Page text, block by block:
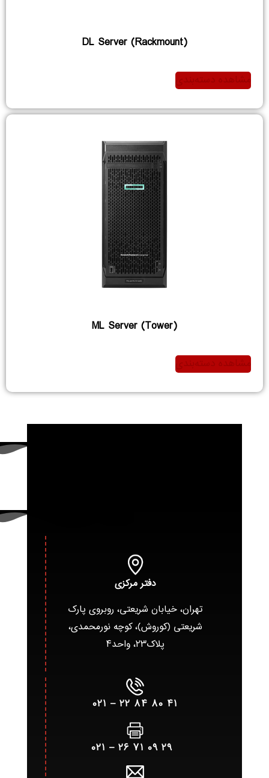
DL Server (Rackmount)
مشاهده دسته‌بندی
ML Server (Tower)
مشاهده دسته‌بندی
دفتر مرکزی
تهران، خیابان شریعتی، روبروی پارک
شریعتی (کوروش)، کوچه نورمحمدی،
پلاک۲۳، واحد۴
۴۱ ۸۰ ۸۴ ۲۲ – ۰۲۱
۲۹ ۰۹ ۷۱ ۲۶ – ۰۲۱